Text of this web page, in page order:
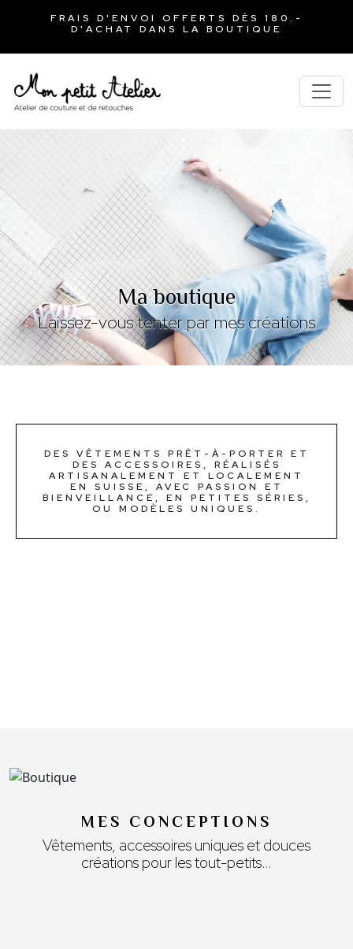
FRAIS D'ENVOI OFFERTS DÈS 180.-
D'ACHAT DANS LA BOUTIQUE
Ma boutique
Laissez-vous tenter par mes créations
DES VÊTEMENTS PRÊT-À-PORTER ET
DES ACCESSOIRES, RÉALISÉS
ARTISANALEMENT ET LOCALEMENT
EN SUISSE, AVEC PASSION ET
BIENVEILLANCE, EN PETITES SÉRIES,
OU MODÈLES UNIQUES.
MES CONCEPTIONS
Vêtements, accessoires uniques et douces
créations pour les tout-petits…